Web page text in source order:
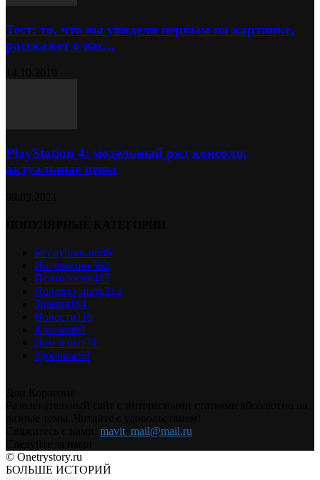
Тест: то, что вы увидели первым на картинке,
расскажет о вас...
PlayStation 4: модельный ряд консоли,
актуальные цены
Без рубрики686
Интересное562
Психология485
Полезно знать212
Знания164
Новости119
Красота93
Дом и быт71
Здоровье59
mavit_mail@mail.ru
© Onetrystory.ru
БОЛЬШЕ ИСТОРИЙ